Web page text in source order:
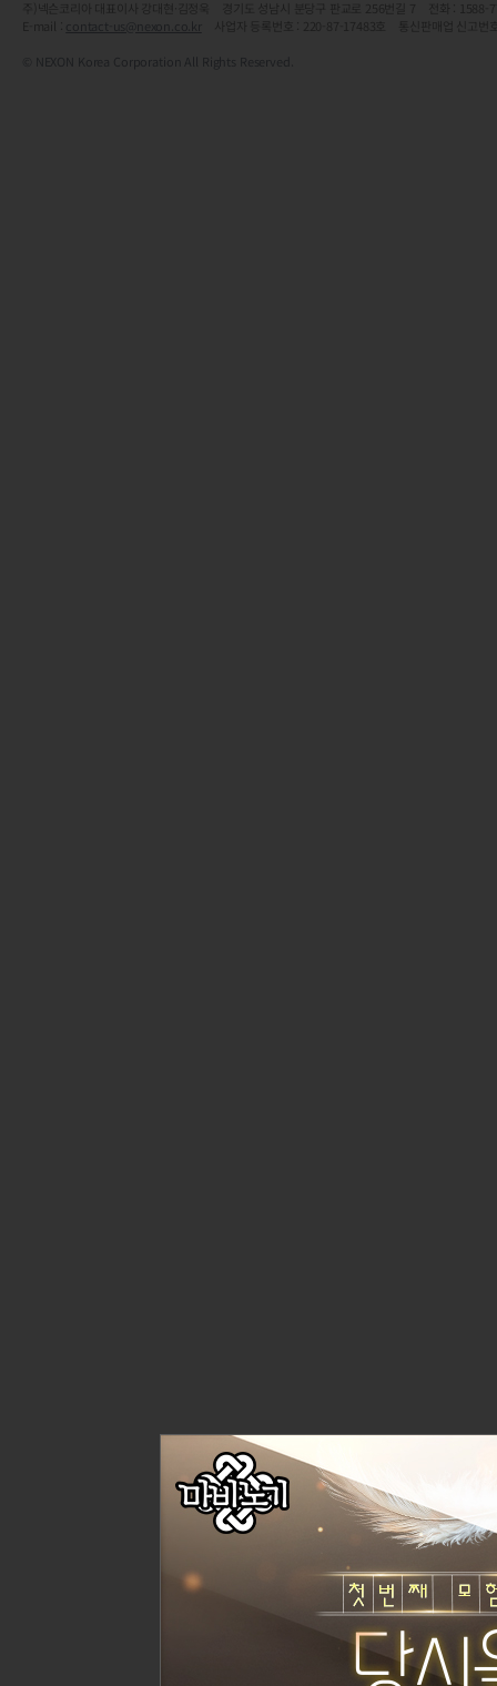
contact-us@nexon.co.kr
© NEXON Korea Corporation All Rights Reserved.